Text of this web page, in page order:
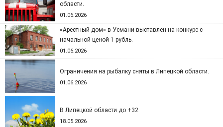
области.
01.06.2026
«Арестный дом» в Усмани выставлен на конкурс с
начальной ценой 1 рубль.
01.06.2026
Ограничения на рыбалку сняты в Липецкой области.
01.06.2026
В Липецкой области до +32
18.05.2026